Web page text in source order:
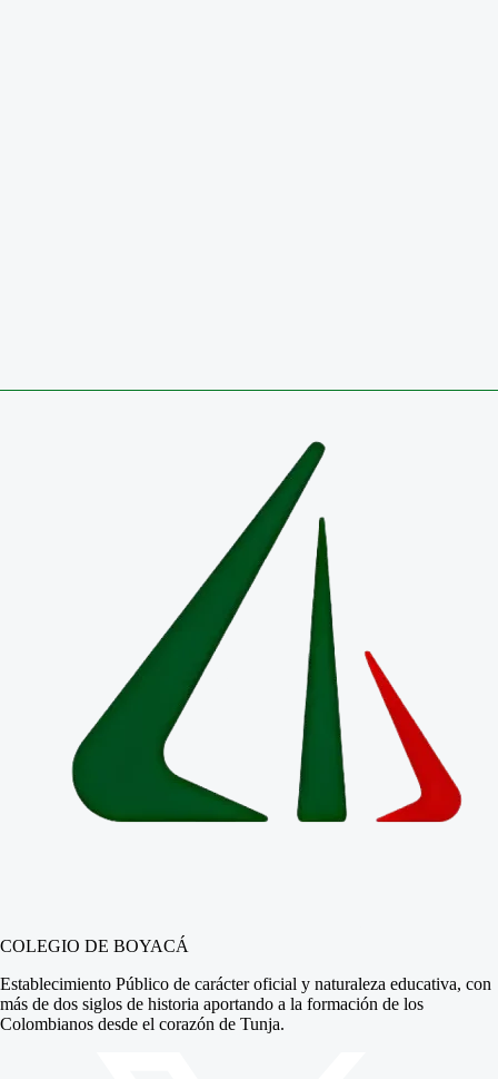
COLEGIO DE BOYACÁ
Establecimiento Público de carácter oficial y naturaleza educativa, con
más de dos siglos de historia aportando a la formación de los
Colombianos desde el corazón de Tunja.